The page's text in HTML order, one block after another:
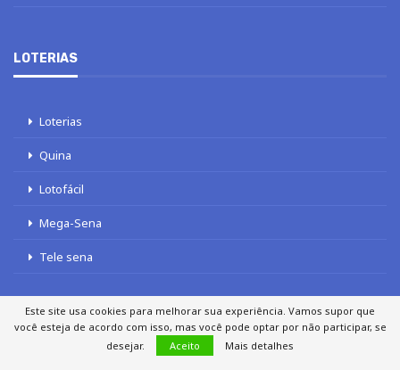
LOTERIAS
Loterias
Quina
Lotofácil
Mega-Sena
Tele sena
SOBRE NÓS AUTORES
FALE COM O JORNAL DCI
Este site usa cookies para melhorar sua experiência. Vamos supor que
você esteja de acordo com isso, mas você pode optar por não participar, se
desejar.
Aceito Mais detalhes